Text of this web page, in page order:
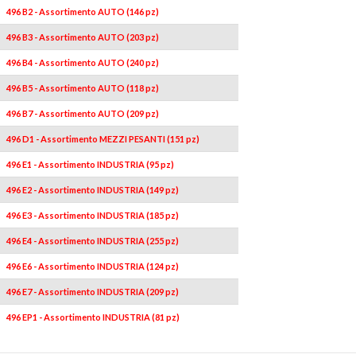
496 B2 - Assortimento AUTO (146 pz)
496 B3 - Assortimento AUTO (203 pz)
496 B4 - Assortimento AUTO (240 pz)
496 B5 - Assortimento AUTO (118 pz)
496 B7 - Assortimento AUTO (209 pz)
496 D1 - Assortimento MEZZI PESANTI (151 pz)
496 E1 - Assortimento INDUSTRIA (95 pz)
496 E2 - Assortimento INDUSTRIA (149 pz)
496 E3 - Assortimento INDUSTRIA (185 pz)
496 E4 - Assortimento INDUSTRIA (255 pz)
496 E6 - Assortimento INDUSTRIA (124 pz)
496 E7 - Assortimento INDUSTRIA (209 pz)
496 EP1 - Assortimento INDUSTRIA (81 pz)